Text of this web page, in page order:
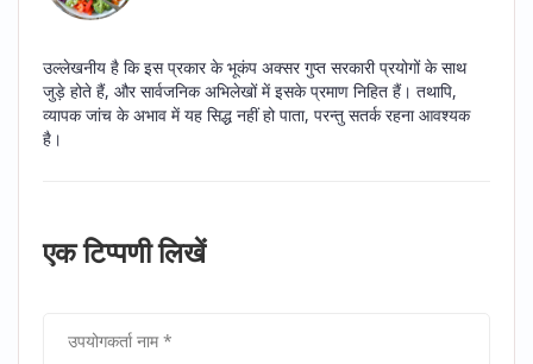
उल्लेखनीय है कि इस प्रकार के भूकंप अक्सर गुप्त सरकारी प्रयोगों के साथ
जुड़े होते हैं, और सार्वजनिक अभिलेखों में इसके प्रमाण निहित हैं। तथापि,
व्यापक जांच के अभाव में यह सिद्ध नहीं हो पाता, परन्तु सतर्क रहना आवश्यक
है।
एक टिप्पणी लिखें